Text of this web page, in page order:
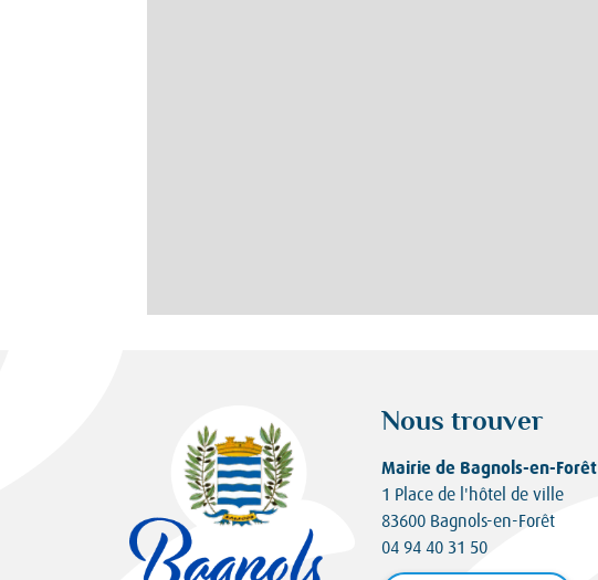
Nous trouver
Mairie de Bagnols-en-Forêt
1 Place de l'hôtel de ville
83600 Bagnols-en-Forêt
04 94 40 31 50